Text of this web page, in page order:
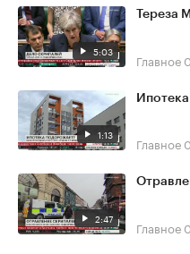
5:03
Тереза
Главное
1:13 Главное
2:47 Главное